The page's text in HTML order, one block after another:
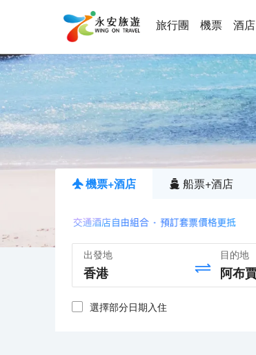
旅行團 機票 酒店
機票+酒店 船票+酒店
出發地 目的地
選擇部分日期入住